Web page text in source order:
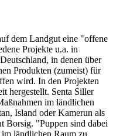
dem Landgut eine "offene
Projekte u.a. in
in denen über
Produkten (zumeist) für
wird. In den Projekten
hergestellt. Senta Siller
im ländlichen
Island oder Kamerun als
Borsig. "Puppen sind dabei
ländlichen Raum zu